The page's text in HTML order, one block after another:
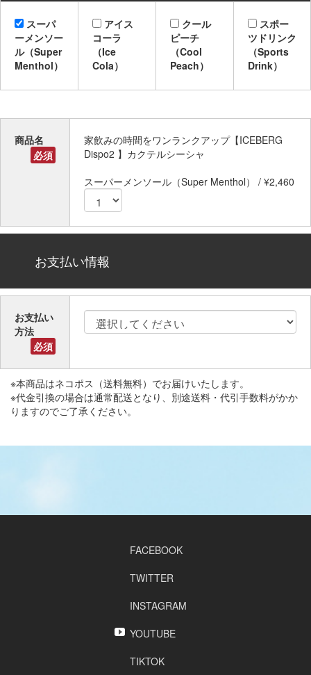
スーパ
ーメンソー
ル（Super
Menthol）
アイス
コーラ
（Ice
Cola）
クール
ピーチ
（Cool
Peach）
スポー
ツドリンク
（Sports
Drink）
商品名
必須
家飲みの時間をワンランクアップ【ICEBERG
Dispo2 】カクテルシーシャ
スーパーメンソール（Super Menthol） / ¥2,460
お支払い情報
お支払い
方法
必須
※本商品はネコポス（送料無料）でお届けいたします。
※代金引換の場合は通常配送となり、別途送料・代引手数料がかか
りますのでご了承ください。
FACEBOOK
TWITTER
INSTAGRAM
YOUTUBE
TIKTOK